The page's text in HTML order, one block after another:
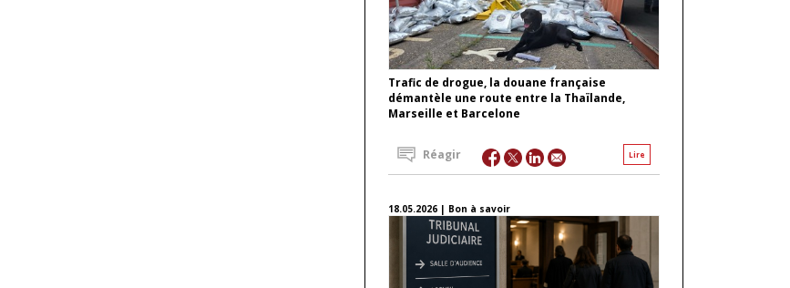
Trafic de drogue, la douane française
démantèle une route entre la Thaïlande,
Marseille et Barcelone
Lire
Réagir
18.05.2026 | Bon à savoir